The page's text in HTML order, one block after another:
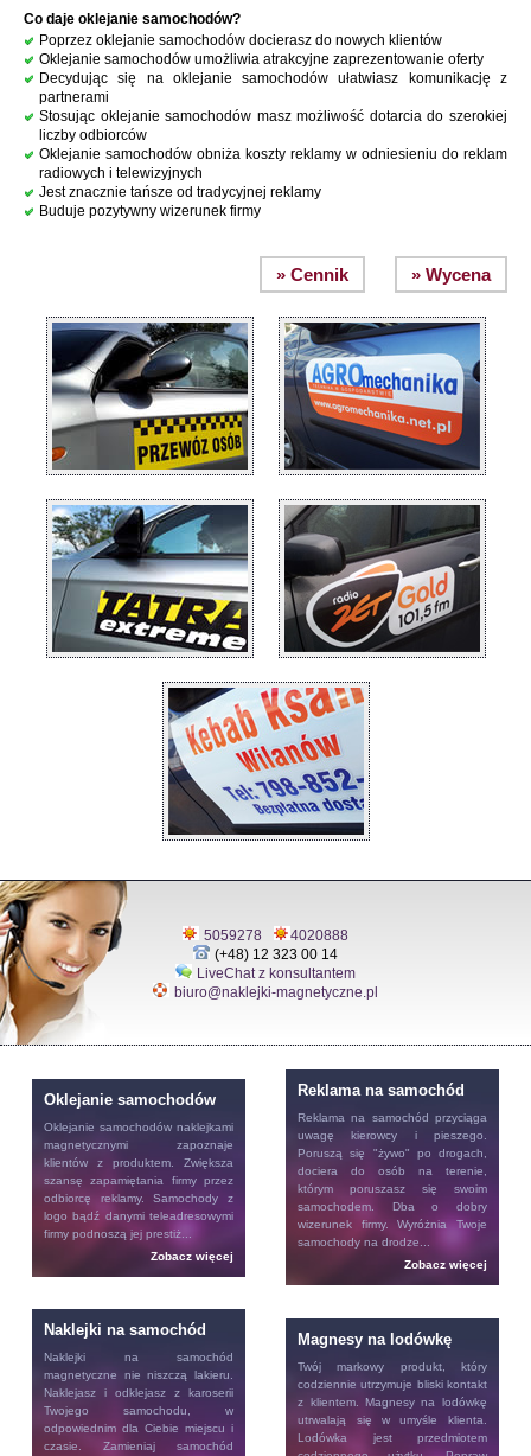
Co daje oklejanie samochodów?
Poprzez oklejanie samochodów docierasz do nowych klientów
Oklejanie samochodów umożliwia atrakcyjne zaprezentowanie oferty
Decydując się na oklejanie samochodów ułatwiasz komunikację z
partnerami
Stosując oklejanie samochodów masz możliwość dotarcia do szerokiej
liczby odbiorców
Oklejanie samochodów obniża koszty reklamy w odniesieniu do reklam
radiowych i telewizyjnych
Jest znacznie tańsze od tradycyjnej reklamy
Buduje pozytywny wizerunek firmy
» Wycena
» Cennik
5059278
4020888
(+48) 12 323 00 14
LiveChat z konsultantem
biuro@naklejki-magnetyczne.pl
Oklejanie samochodów
Oklejanie samochodów naklejkami
magnetycznymi zapoznaje
klientów z produktem. Zwiększa
szansę zapamiętania firmy przez
odbiorcę reklamy. Samochody z
logo bądź danymi teleadresowymi
firmy podnoszą jej prestiż...
Zobacz więcej
Reklama na samochód
Reklama na samochód przyciąga
uwagę kierowcy i pieszego.
Poruszą się "żywo" po drogach,
dociera do osób na terenie,
którym poruszasz się swoim
samochodem. Dba o dobry
wizerunek firmy. Wyróżnia Twoje
samochody na drodze...
Zobacz więcej
Naklejki na samochód
Naklejki na samochód
magnetyczne nie niszczą lakieru.
Naklejasz i odklejasz z karoserii
Twojego samochodu, w
odpowiednim dla Ciebie miejscu i
czasie. Zamieniaj samochód
Magnesy na lodówkę
Twój markowy produkt, który
codziennie utrzymuje bliski kontakt
z klientem. Magnesy na lodówkę
utrwalają się w umyśle klienta.
Lodówka jest przedmiotem